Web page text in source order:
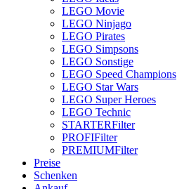
LEGO Movie
LEGO Ninjago
LEGO Pirates
LEGO Simpsons
LEGO Sonstige
LEGO Speed Champions
LEGO Star Wars
LEGO Super Heroes
LEGO Technic
STARTERFilter
PROFIFilter
PREMIUMFilter
Preise
Schenken